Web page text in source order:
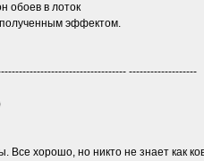
обоев в лоток
эффектом.
-------------------
Все хорошо, но никто не знает как